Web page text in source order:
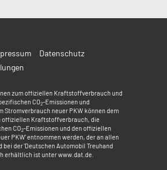
Datenschutz
zum offiziellen Kraftstoffverbrauch und
CO2-Emissionen und
Stromverbrauch neuer PKW können dem
offiziellen Kraftstoffverbrauch, die
CO2-Emissionen und den offiziellen
PKW' entnommen werden, der an allen
bei der 'Deutschen Automobil Treuhand
erhältlich ist unter www.dat.de.